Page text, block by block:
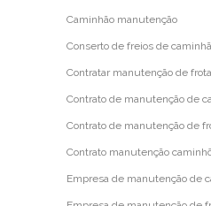
Caminhão manutenção
Conserto de freios de
Contratar manutenção de frota
Contrato de manutenção de
Contrato de manutenção de
Contrato manutenção
Empresa de manutenção de